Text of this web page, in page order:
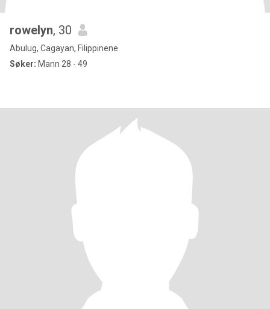
rowelyn, 30
Abulug, Cagayan, Filippinene
Søker: Mann 28 - 49